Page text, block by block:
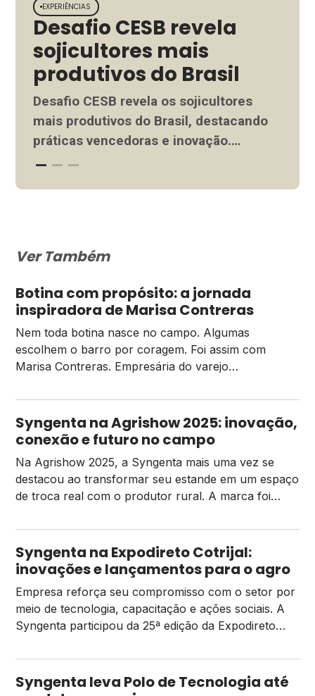
EXPERIÊNCIAS
Desafio CESB revela
sojicultores mais
produtivos do Brasil
Desafio CESB revela os sojicultores
mais produtivos do Brasil, destacando
práticas vencedoras e inovação.
que reconhece os principais
irrigado e sequeiro. Essa iniciativa […]
Ver Também
Botina com propósito: a jornada
inspiradora de Marisa Contreras
Nem toda botina nasce no campo. Algumas
escolhem o barro por coragem. Foi assim com
Marisa Contreras. Empresária do varejo
sucesso e, mesmo sem nunca ter pisado numa
lavoura, decidiu escrever uma nova história no
café, no agro e na vida. “Minha história no café é
Syngenta na Agrishow 2025: inovação,
conexão e futuro no campo
Na Agrishow 2025, a Syngenta mais uma vez se
destacou ao transformar seu estande em um espaço
de troca real com o produtor rural. A marca foi
abriu conversas e compartilhou conhecimento. Essa
presença ativa reforça o que a Syngenta vem
construindo ao longo dos anos — uma […]
Syngenta na Expodireto Cotrijal:
inovações e lançamentos para o agro
Empresa reforça seu compromisso com o setor por
meio de tecnologia, capacitação e ações sociais. A
Syngenta participou da 25ª edição da Expodireto
do Sul, consolidando sua posição como líder em
tecnologia e negócios, além de reforçar seu
compromisso com os produtores brasileiros. O
Syngenta leva Polo de Tecnologia até